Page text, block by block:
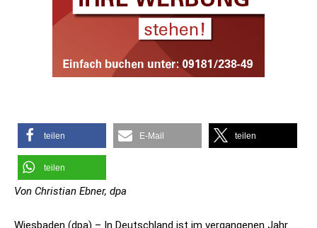
teilen E-Mail teilen
teilen
Von Christian Ebner, dpa
Wiesbaden (dpa) – In Deutschland ist im vergangenen Jahr